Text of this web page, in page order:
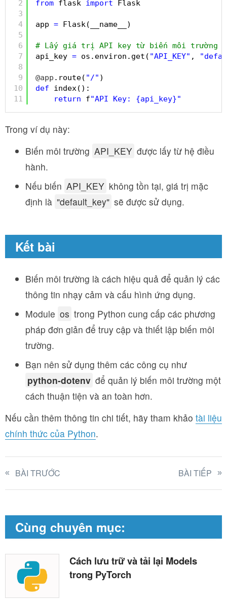
2
3
4
5
6
7
8
9
10
11
from flask import Flask
app = Flask(__name__)
# Lấy giá trị API key từ biến môi trường
api_key = os.environ.get( "API_KEY" ,
@app .route( "/" )
def
index():
return
f"API Key: {api_key}"
Trong ví dụ này:
Biến môi trường API_KEY được lấy từ hệ điều
hành.
Nếu biến API_KEY không tồn tại, giá trị mặc
định là "default_key" sẽ được sử dụng.
Kết bài
Biến môi trường là cách hiệu quả để quản lý các
thông tin nhạy cảm và cấu hình ứng dụng.
Module os trong Python cung cấp các phương
pháp đơn giản để truy cập và thiết lập biến môi
trường.
Bạn nên sử dụng thêm các công cụ như
python-dotenv để quản lý biến môi trường một
cách thuận tiện và an toàn hơn.
Nếu cần thêm thông tin chi tiết, hãy tham khảo tài liệu
chính thức của Python.
BÀI TRƯỚC BÀI TIẾP
Cùng chuyên mục:
Cách lưu trữ và tải lại Models
trong PyTorch